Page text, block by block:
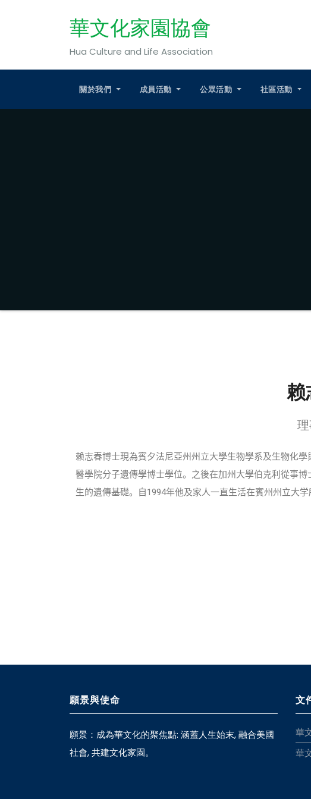
華文化家園協會
Hua Culture and Life Association
關於我們 成員活動 公眾活動 社區活動
赖
赖志春博士現為賓夕法尼亞州州立大學生物學系及生物化
醫學院分子遺傳學博士學位。之後在加州大學伯克利從事
生的遺傳基礎。自1994年他及家人一直生活在賓州州立大学
願景與使命
願景：成為華文化的聚焦點: 涵蓋人生始末, 融合美國
社會, 共建文化家園。
文
華
華